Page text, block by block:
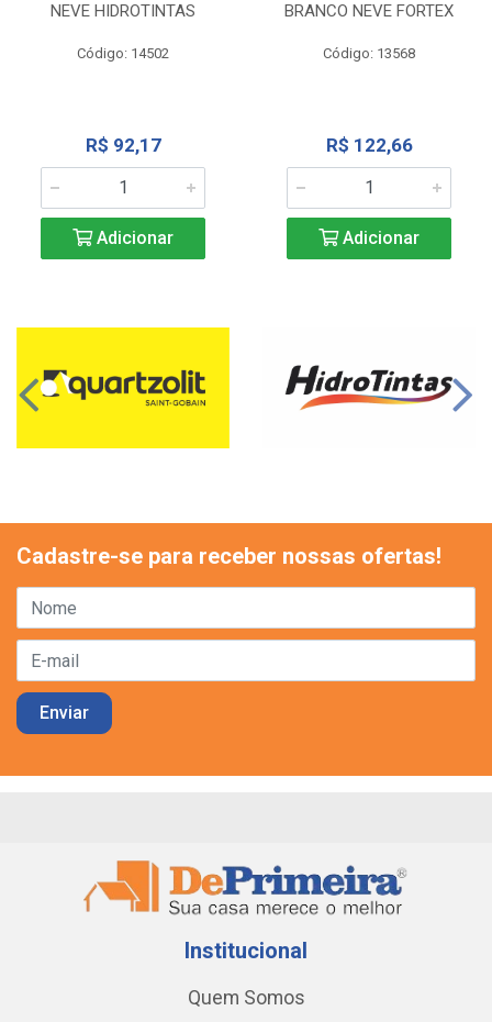
NEVE HIDROTINTAS
Código: 14502
R$ 92,17
Adicionar
BRANCO NEVE FORTEX
Código: 13568
R$ 122,66
Adicionar
Cadastre-se para receber nossas ofertas!
Institucional
Quem Somos